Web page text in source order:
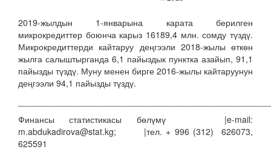
2019-жылдын 1-январына карата берилген
микрокредиттер боюнча карыз 16189,4 млн. сомду түздү.
Микрокредиттерди кайтаруу деңгээли 2018-жылы өткөн
жылга салыштырганда 6,1 пайыздык пунктка азайып, 91,1
пайызды түздү. Муну менен бирге 2016-жылы кайтаруунун
деңгээли 94,1 пайызды түздү.
Финансы статистикасы бөлүмү |e-mail:
m.abdukadirova@stat.kg; |тел. + 996 (312) 626073,
625591